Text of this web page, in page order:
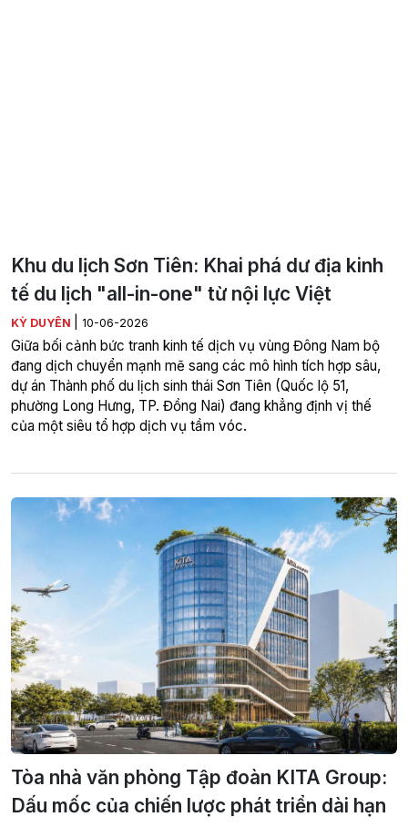
Khu du lịch Sơn Tiên: Khai phá dư địa kinh
tế du lịch "all-in-one" từ nội lực Việt
KỲ DUYÊN 10-06-2026
Giữa bối cảnh bức tranh kinh tế dịch vụ vùng Đông Nam bộ
đang dịch chuyển mạnh mẽ sang các mô hình tích hợp sâu,
dự án Thành phố du lịch sinh thái Sơn Tiên (Quốc lộ 51,
phường Long Hưng, TP. Đồng Nai) đang khẳng định vị thế
của một siêu tổ hợp dịch vụ tầm vóc.
Tòa nhà văn phòng Tập đoàn KITA Group:
Dấu mốc của chiến lược phát triển dài hạn